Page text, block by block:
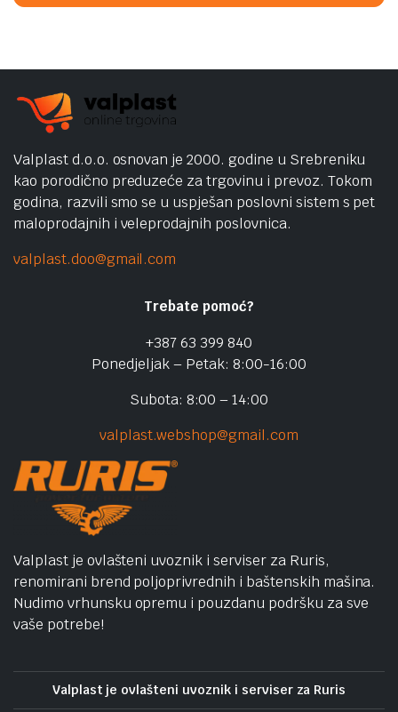
Valplast d.o.o. osnovan je 2000. godine u Srebreniku
kao porodično preduzeće za trgovinu i prevoz. Tokom
godina, razvili smo se u uspješan poslovni sistem s pet
maloprodajnih i veleprodajnih poslovnica.
valplast.doo@gmail.com
Trebate pomoć?
+387 63 399 840
Ponedjeljak – Petak: 8:00-16:00
Subota: 8:00 – 14:00
valplast.webshop@gmail.com
Valplast je ovlašteni uvoznik i serviser za Ruris,
renomirani brend poljoprivrednih i baštenskih mašina.
Nudimo vrhunsku opremu i pouzdanu podršku za sve
vaše potrebe!
Valplast je ovlašteni uvoznik i serviser za Ruris